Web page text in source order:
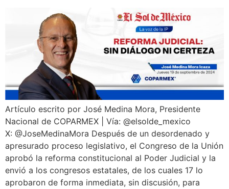
Artículo escrito por José Medina Mora, Presidente
Nacional de COPARMEX | Vía: @elsolde_mexico
X: @JoseMedinaMora Después de un desordenado y
apresurado proceso legislativo, el Congreso de la Unión
aprobó la reforma constitucional al Poder Judicial y la
envió a los congresos estatales, de los cuales 17 lo
aprobaron de forma inmediata, sin discusión, para